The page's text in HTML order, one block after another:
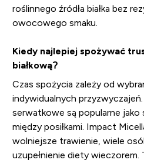
roślinnego źródła białka bez
owocowego smaku.
Kiedy najlepiej spożywać
białkową?
Czas spożycia zależy od
indywidualnych
serwatkowe są popularne jako
między posiłkami. Impact
wolniejsze trawienie, wiele
uzupełnienie diety wieczorem.